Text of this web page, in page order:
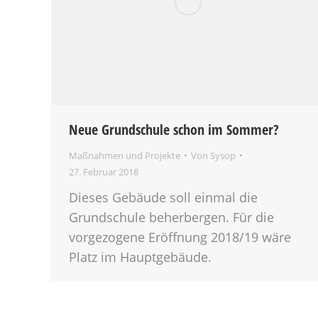
Neue Grundschule schon im Sommer?
Maßnahmen und Projekte Von Sysop
27. Februar 2018
Dieses Gebäude soll einmal die
Grundschule beherbergen. Für die
vorgezogene Eröffnung 2018/19 wäre
Platz im Hauptgebäude.